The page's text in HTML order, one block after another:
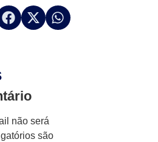
não será
são